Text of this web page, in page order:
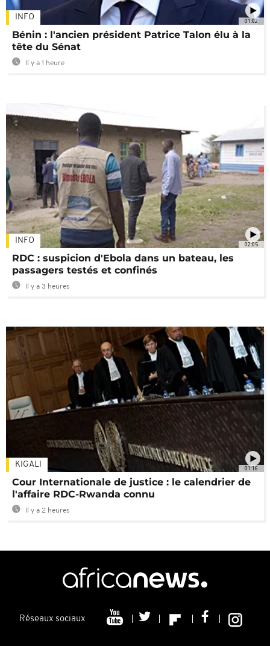
01:02
INFO
Bénin : l'ancien président Patrice Talon élu à la
tête du Sénat
Il y a 1 heure
02:05
INFO
RDC : suspicion d'Ebola dans un bateau, les
passagers testés et confinés
Il y a 3 heures
01:16
KIGALI
Cour Internationale de justice : le calendrier de
l'affaire RDC-Rwanda connu
Il y a 2 heures
Réseaux sociaux